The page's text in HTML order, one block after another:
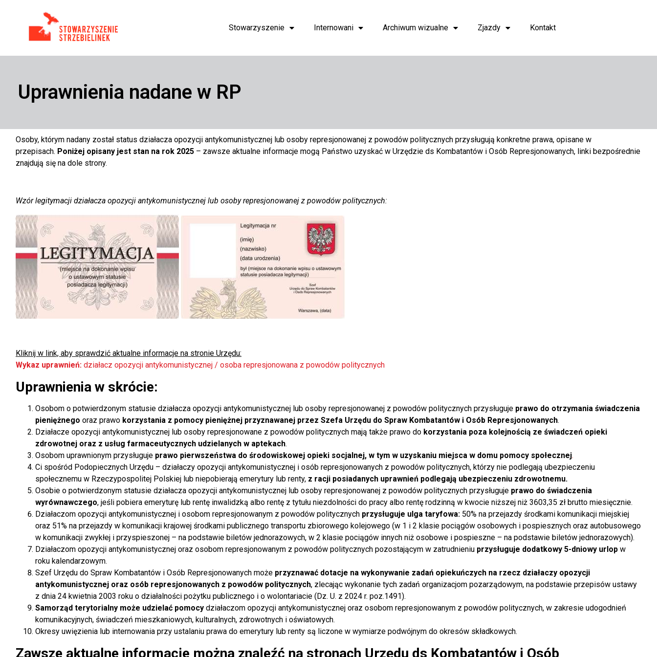
Stowarzyszenie Internowani Archiwum wizualne Zjazdy Kontakt
Uprawnienia nadane w RP
Osoby, którym nadany został status działacza opozycji antykomunistycznej lub osoby represjonowanej z powodów politycznych przysługują konkretne prawa, opisane w
przepisach. Poniżej opisany jest stan na rok 2025 – zawsze aktualne informacje mogą Państwo uzyskać w Urzędzie ds Kombatantów i Osób Represjonowanych, linki bezpośrednie
znajdują się na dole strony.
Wzór legitymacji działacza opozycji antykomunistycznej lub osoby represjonowanej z powodów politycznych:
Kliknij w link, aby sprawdzić aktualne informacje na stronie Urzędu:
Wykaz uprawnień: działacz opozycji antykomunistycznej / osoba represjonowana z powodów politycznych
Uprawnienia w skrócie:
Osobom o potwierdzonym statusie działacza opozycji antykomunistycznej lub osoby represjonowanej z powodów politycznych przysługuje prawo do otrzymania świadczenia
pieniężnego oraz prawo korzystania z pomocy pieniężnej przyznawanej przez Szefa Urzędu do Spraw Kombatantów i Osób Represjonowanych.
Działacze opozycji antykomunistycznej lub osoby represjonowane z powodów politycznych mają także prawo do korzystania poza kolejnością ze świadczeń opieki
zdrowotnej oraz z usług farmaceutycznych udzielanych w aptekach.
Osobom uprawnionym przysługuje prawo pierwszeństwa do środowiskowej opieki socjalnej, w tym w uzyskaniu miejsca w domu pomocy społecznej.
Ci spośród Podopiecznych Urzędu – działaczy opozycji antykomunistycznej i osób represjonowanych z powodów politycznych, którzy nie podlegają ubezpieczeniu
społecznemu w Rzeczypospolitej Polskiej lub niepobierają emerytury lub renty, z racji posiadanych uprawnień podlegają ubezpieczeniu zdrowotnemu.
Osobie o potwierdzonym statusie działacza opozycji antykomunistycznej lub osoby represjonowanej z powodów politycznych przysługuje prawo do świadczenia
wyrównawczego, jeśli pobiera emeryturę lub rentę inwalidzką albo rentę z tytułu niezdolności do pracy albo rentę rodzinną w kwocie niższej niż 3603,35 zł brutto miesięcznie.
Działaczom opozycji antykomunistycznej i osobom represjonowanym z powodów politycznych przysługuje ulga taryfowa: 50% na przejazdy środkami komunikacji miejskiej
oraz 51% na przejazdy w komunikacji krajowej środkami publicznego transportu zbiorowego kolejowego (w 1 i 2 klasie pociągów osobowych i pospiesznych oraz autobusowego
w komunikacji zwykłej i przyspieszonej – na podstawie biletów jednorazowych, w 2 klasie pociągów innych niż osobowe i pospieszne – na podstawie biletów jednorazowych).
Działaczom opozycji antykomunistycznej oraz osobom represjonowanym z powodów politycznych pozostającym w zatrudnieniu przysługuje dodatkowy 5-dniowy urlop w
roku kalendarzowym.
Szef Urzędu do Spraw Kombatantów i Osób Represjonowanych może przyznawać dotacje na wykonywanie zadań opiekuńczych na rzecz działaczy opozycji
antykomunistycznej oraz osób represjonowanych z powodów politycznych, zlecając wykonanie tych zadań organizacjom pozarządowym, na podstawie przepisów ustawy
z dnia 24 kwietnia 2003 roku o działalności pożytku publicznego i o wolontariacie (Dz. U. z 2024 r. poz.1491).
Samorząd terytorialny może udzielać pomocy działaczom opozycji antykomunistycznej oraz osobom represjonowanym z powodów politycznych, w zakresie udogodnień
komunikacyjnych, świadczeń mieszkaniowych, kulturalnych, zdrowotnych i oświatowych.
Okresy uwięzienia lub internowania przy ustalaniu prawa do emerytury lub renty są liczone w wymiarze podwójnym do okresów składkowych.
Zawsze aktualne informacje można znaleźć na stronach Urzędu ds Kombatantów i Osób